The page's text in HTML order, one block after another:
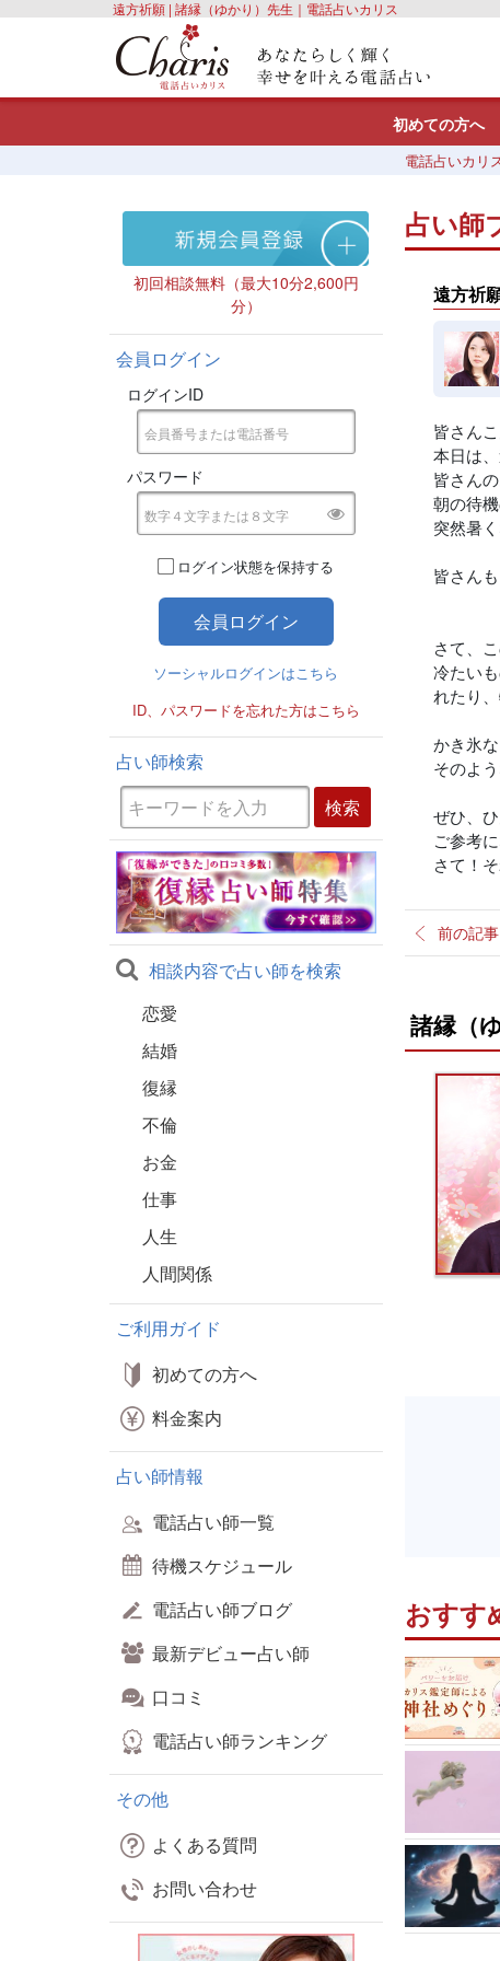
遠方祈願 | 諸縁（ゆかり）先生｜電話占いカリス
初めての方へ
電話占いカリ
初回相談無料（最大10分2,600円
分）
会員ログイン
ログインID
パスワード
ログイン状態を保持する
ソーシャルログインはこちら
ID、パスワードを忘れた方はこちら
占い師検索
相談内容で占い師を検索
恋愛
結婚
復縁
不倫
お金
仕事
人生
人間関係
ご利用ガイド
初めての方へ
料金案内
占い師情報
電話占い師一覧
待機スケジュール
電話占い師ブログ
最新デビュー占い師
口コミ
電話占い師ランキング
その他
よくある質問
お問い合わせ
占い師
遠方祈
皆さん
本日は
皆さん
朝の待
突然暑
皆さん
さて、
冷たい
れたり
かき氷
そのよ
ぜひ、
ご参考
さて！
前の記事
諸縁（
おすす